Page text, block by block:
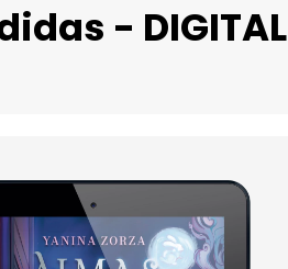
- DIGITAL